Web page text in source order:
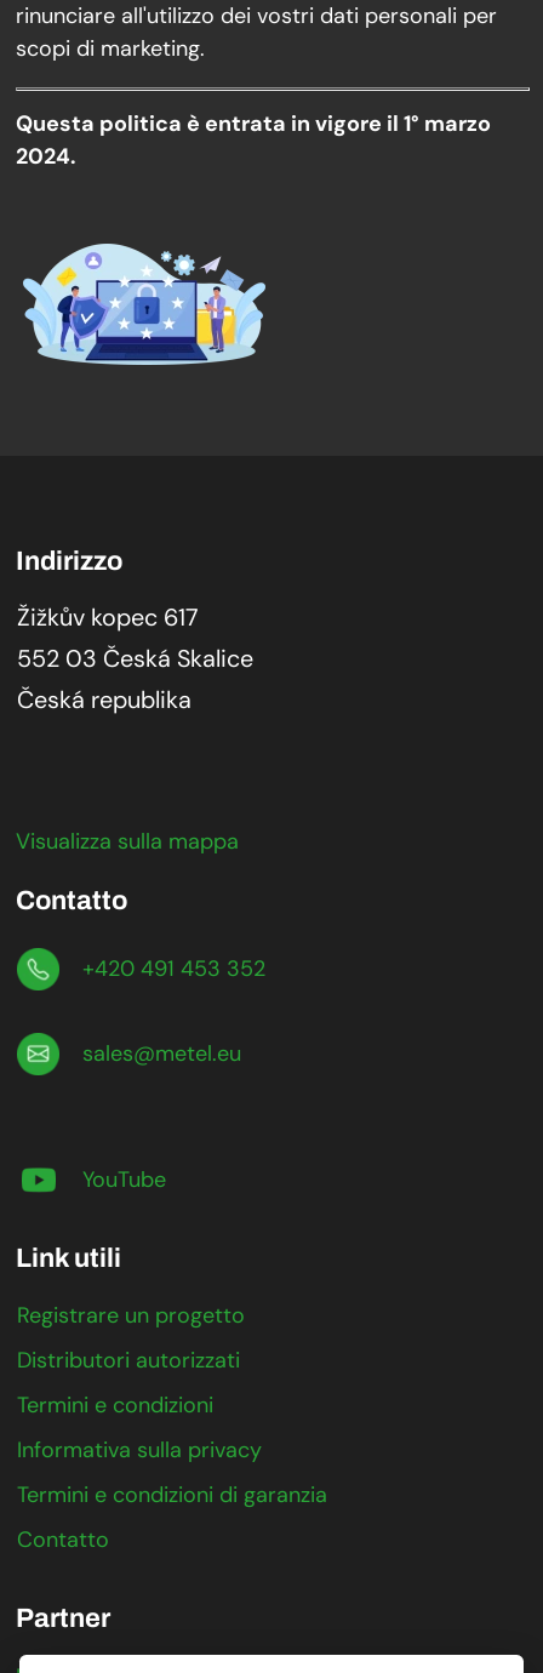
rinunciare all'utilizzo dei vostri dati personali per
scopi di marketing.
Questa politica è entrata in vigore il 1° marzo
2024.
Indirizzo
Žižkův kopec 617
552 03 Česká Skalice
Česká republika
Visualizza sulla mappa
Contatto
+420 491 453 352
sales@metel.eu
YouTube
Link utili
Registrare un progetto
Distributori autorizzati
Termini e condizioni
Informativa sulla privacy
Termini e condizioni di garanzia
Contatto
Partner